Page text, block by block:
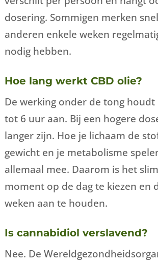
dosering. Sommigen merken
anderen enkele weken
nodig hebben.
Hoe lang werkt CBD olie?
De werking onder de tong houdt
tot 6 uur aan. Bij een hogere
langer zijn. Hoe je lichaam de
gewicht en je metabolisme
allemaal mee. Daarom is het
moment op de dag te kiezen en
weken aan te houden.
Is cannabidiol verslavend?
Nee. De